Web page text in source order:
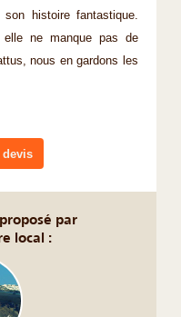
histoire fantastique.
elle ne manque pas de
nous en gardons les
devis
par
local :